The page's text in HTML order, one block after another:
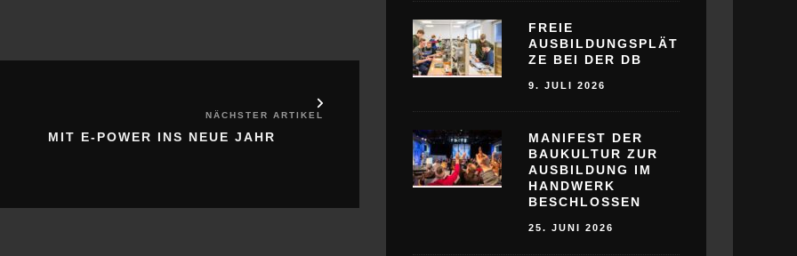
NÄCHSTER ARTIKEL
MIT E-POWER INS NEUE JAHR
FREIE
AUSBILDUNGSPLÄT
ZE BEI DER DB
9. JULI 2026
MANIFEST DER
BAUKULTUR ZUR
AUSBILDUNG IM
HANDWERK
BESCHLOSSEN
25. JUNI 2026